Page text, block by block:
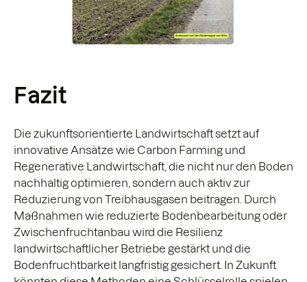
Fazit
Die zukunftsorientierte Landwirtschaft setzt auf
innovative Ansätze wie Carbon Farming und
Regenerative Landwirtschaft, die nicht nur den Boden
nachhaltig optimieren, sondern auch aktiv zur
Reduzierung von Treibhausgasen beitragen. Durch
Maßnahmen wie reduzierte Bodenbearbeitung oder
Zwischenfruchtanbau wird die Resilienz
landwirtschaftlicher Betriebe gestärkt und die
Bodenfruchtbarkeit langfristig gesichert. In Zukunft